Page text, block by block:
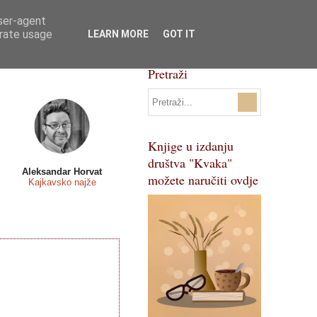
Svi natječaji
Pojmovnik
Aleksandar Horvat
Kajkavsko najže
Pretraži
Knjige u izdanju
društva "Kvaka"
možete naručiti ovdje
agent
usage
LEARN MORE GOT IT